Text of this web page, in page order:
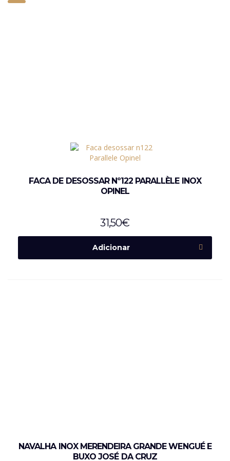
FACA DE DESOSSAR Nº122 PARALLÈLE INOX
OPINEL
31,50€
Adicionar
NAVALHA INOX MERENDEIRA GRANDE WENGUÉ E
BUXO JOSÉ DA CRUZ